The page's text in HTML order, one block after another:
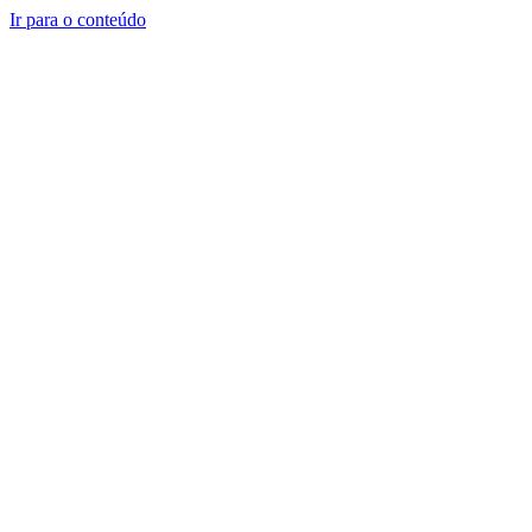
Ir para o conteúdo